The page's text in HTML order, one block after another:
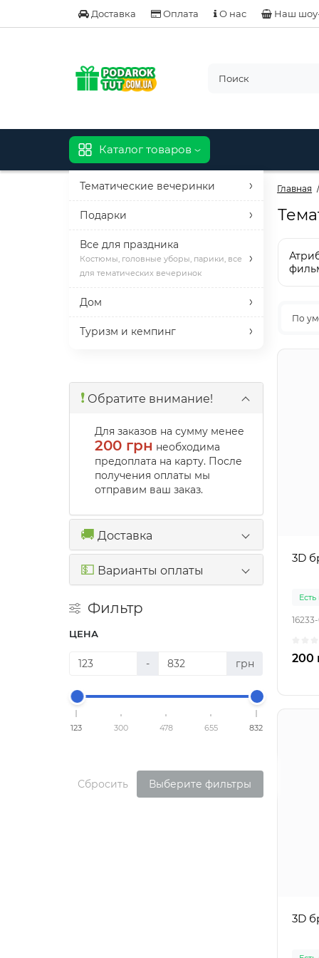
Доставка Оплата О нас Наш
Каталог товаров
Тематические вечеринки
Подарки
Все для праздника
Костюмы, головные уборы, парики, все
для тематических вечеринок
Дом
Туризм и кемпинг
Главная
❗️ Обратите внимание!
Для заказов на сумму менее
200 грн необходима
предоплата на карту. После
получения оплаты мы
отправим ваш заказ.
🚚 Доставка
💵 Варианты оплаты
Фильтр
ЦЕНА
- грн
123 300 478 655 832
Сбросить Выберите фильтры
По
3D
200
3D